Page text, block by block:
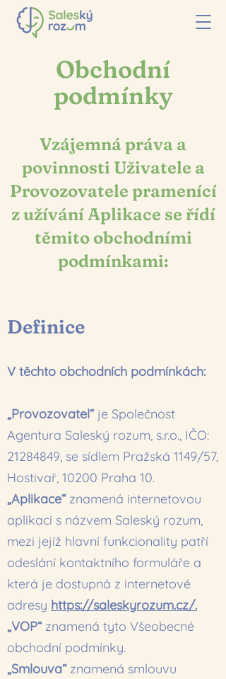
Obchodní
podmínky
Vzájemná práva a
povinnosti Uživatele a
Provozovatele pramenící
z užívání Aplikace se řídí
těmito obchodními
podmínkami:
Definice
V těchto obchodních podmínkách:
„Provozovatel“ je Společnost
Agentura Saleský rozum, s.r.o., IČO:
21284849, se sídlem Pražská 1149/57,
Hostivař, 10200 Praha 10.
„Aplikace“ znamená internetovou
aplikaci s názvem Saleský rozum,
mezi jejíž hlavní funkcionality patří
odeslání kontaktního formuláře a
která je dostupná z internetové
adresy https://saleskyrozum.cz/.
„VOP“ znamená tyto Všeobecné
obchodní podmínky.
„Smlouva“ znamená smlouvu